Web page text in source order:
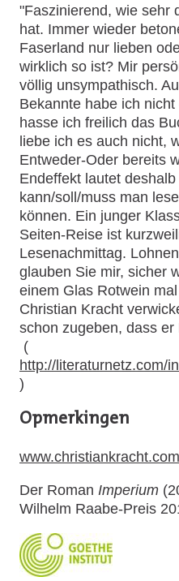
"Faszinierend, wie sehr
hat. Immer wieder
Faserland nur lieben
wirklich so ist? Mir
völlig unsympathisch.
Bekannte habe ich
hasse ich freilich das
liebe ich es auch nicht,
Entweder-Oder bereits
Endeffekt lautet
kann/soll/muss man
können. Ein junger
Seiten-Reise ist
Lesenachmittag.
glauben Sie mir, sicher
einem Glas Rotwein
Christian Kracht
schon zugeben, dass
(
http://literaturnetz.com/
)
Opmerkingen
www.christiankracht.com
Der Roman Imperium
Wilhelm Raabe-Preis